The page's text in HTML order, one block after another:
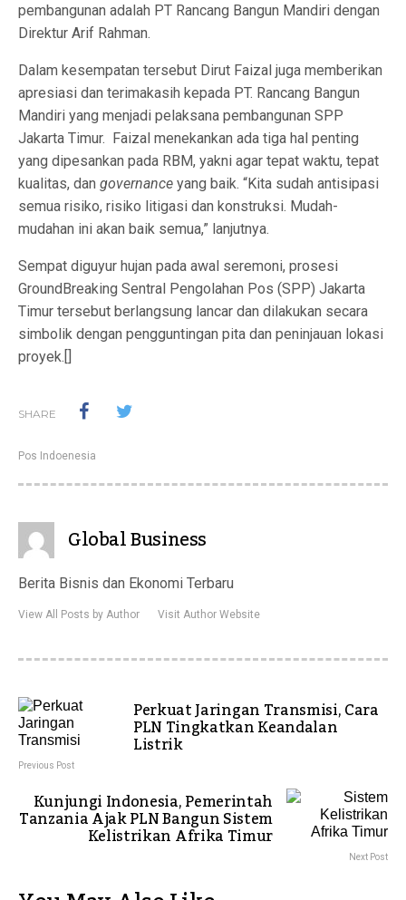
pembangunan adalah PT Rancang Bangun Mandiri dengan
Direktur Arif Rahman.
Dalam kesempatan tersebut Dirut Faizal juga memberikan
apresiasi dan terimakasih kepada PT. Rancang Bangun
Mandiri yang menjadi pelaksana pembangunan SPP
Jakarta Timur. Faizal menekankan ada tiga hal penting
yang dipesankan pada RBM, yakni agar tepat waktu, tepat
kualitas, dan governance yang baik. “Kita sudah antisipasi
semua risiko, risiko litigasi dan konstruksi. Mudah-
mudahan ini akan baik semua,” lanjutnya.
Sempat diguyur hujan pada awal seremoni, prosesi
GroundBreaking Sentral Pengolahan Pos (SPP) Jakarta
Timur tersebut berlangsung lancar dan dilakukan secara
simbolik dengan pengguntingan pita dan peninjauan lokasi
proyek.[]
SHARE
Pos Indoenesia
Global Business
Berita Bisnis dan Ekonomi Terbaru
View All Posts by Author Visit Author Website
Perkuat Jaringan Transmisi, Cara
PLN Tingkatkan Keandalan
Listrik
Previous Post
Kunjungi Indonesia, Pemerintah
Tanzania Ajak PLN Bangun Sistem
Kelistrikan Afrika Timur
Next Post